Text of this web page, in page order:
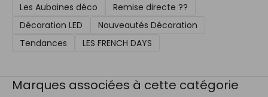
Les Aubaines déco
Remise directe ??
Décoration LED
Nouveautés Décoration
Tendances
LES FRENCH DAYS
Marques associées à cette catégorie